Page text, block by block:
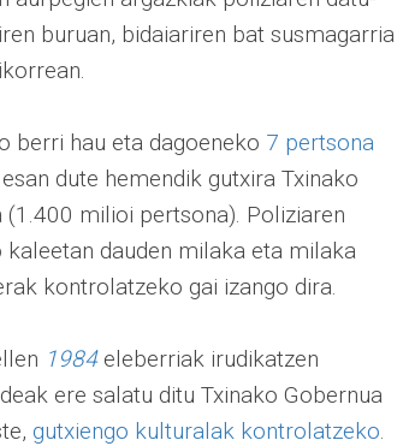
buruan, bidaiariren bat susmagarria
berri hau eta dagoeneko 7 pertsona
dute hemendik gutxira Txinako
milioi pertsona). Poliziaren
dauden milaka eta milaka
kontrolatzeko gai izango dira.
1984eleberriak irudikatzen
ere salatu ditu Txinako Gobernua
gutxiengo kulturalak kontrolatzeko.